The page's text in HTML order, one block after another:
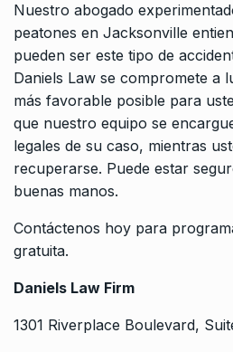
Nuestro abogado
peatones en Jacksonville
pueden ser este tipo de
Daniels Law se compromete a
más favorable posible para
que nuestro equipo se
legales de su caso, mientras
recuperarse. Puede estar
buenas manos.
Contáctenos hoy para
gratuita.
Daniels Law Firm
1301 Riverplace Boulevard,